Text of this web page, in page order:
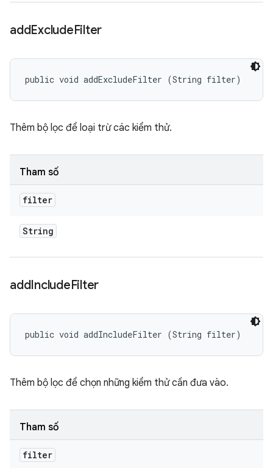
addExcludeFilter
public void addExcludeFilter (String filter)
Thêm bộ lọc để loại trừ các kiểm thử.
Tham số
filter
String
addIncludeFilter
public void addIncludeFilter (String filter)
Thêm bộ lọc để chọn những kiểm thử cần đưa vào.
Tham số
filter